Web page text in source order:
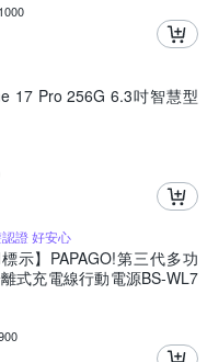
17 Pro 256G 6.3吋智慧型
證 好安心
示】PAPAGO!第三代多功
式充電線行動電源BS-WL7